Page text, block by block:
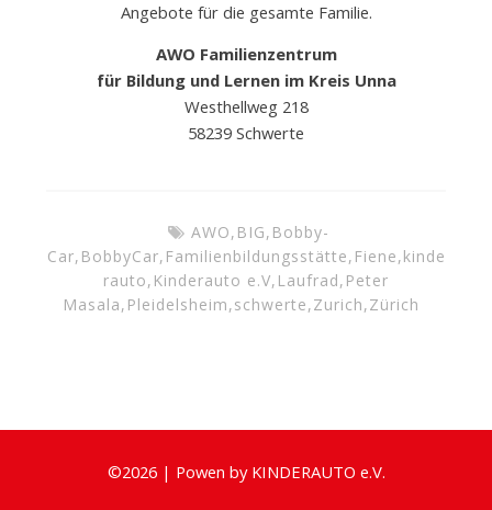
Angebote für die gesamte Familie.
AWO Familienzentrum
für Bildung und Lernen im Kreis Unna
Westhellweg 218
58239 Schwerte
AWO, BIG, Bobby-
Car, BobbyCar, Familienbildungsstätte, Fiene,kinde
rauto, Kinderauto e.V, Laufrad, Peter
Masala, Pleidelsheim,schwerte,Zurich,Zürich
©2026 | Powen by KINDERAUTO e.V.